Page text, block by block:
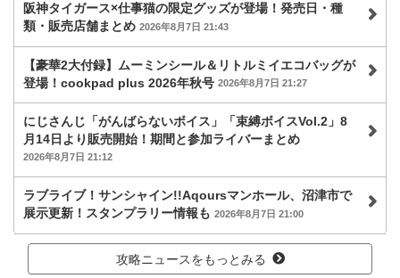
阪神タイガース×仕事猫の限定グッズが登場！発売日・種
類・販売店舗まとめ 2026年8月7日 21:43
【豪華2大付録】ムーミンシール＆リトルミイエコバッグが
登場！cookpad plus 2026年秋号 2026年8月7日 21:27
にじさんじ「がんばらないボイス」「束縛ボイスVol.2」8
月14日より販売開始！期間と参加ライバーまとめ
2026年8月7日 21:12
ラブライブ！サンシャイン!!Aqoursマンホール、沼津市で
展示更新！スタンプラリー情報も 2026年8月7日 21:00
攻略ニュースをもっとみる